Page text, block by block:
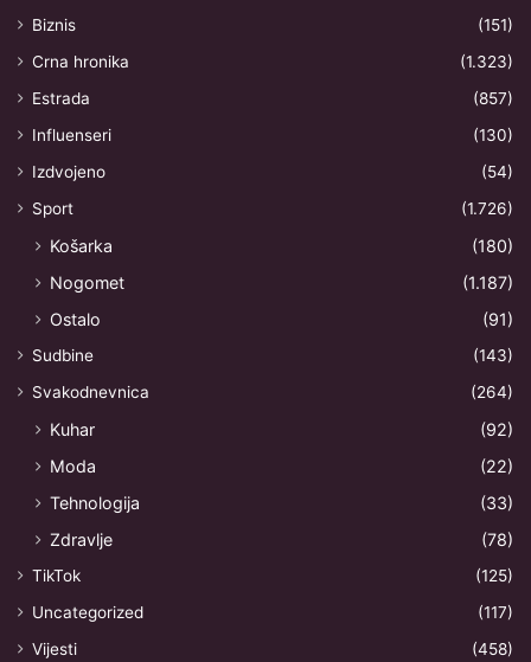
Biznis
(151)
Crna hronika
(1.323)
Estrada
(857)
Influenseri
(130)
Izdvojeno
(54)
Sport
(1.726)
Košarka
(180)
Nogomet
(1.187)
Ostalo
(91)
Sudbine
(143)
Svakodnevnica
(264)
Kuhar
(92)
Moda
(22)
Tehnologija
(33)
Zdravlje
(78)
TikTok
(125)
Uncategorized
(117)
Vijesti
(458)